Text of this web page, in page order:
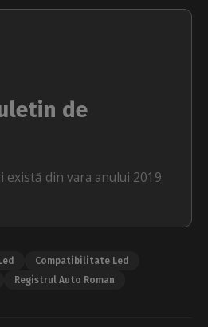
de
există din vara anului 2019.
Compatibilitate Led
Registrul Auto Roman